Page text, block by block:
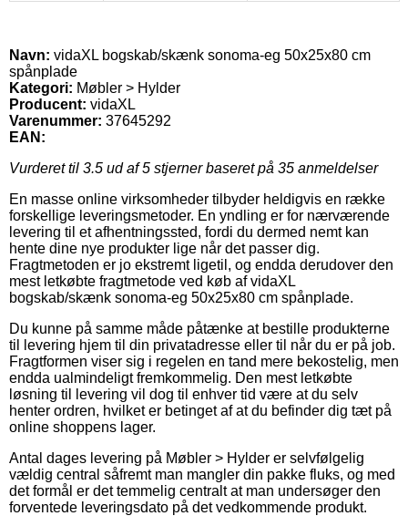
Navn: vidaXL bogskab/skænk sonoma-eg 50x25x80 cm
spånplade
Kategori: Møbler > Hylder
Producent: vidaXL
Varenummer: 37645292
EAN:
Vurderet til 3.5 ud af 5 stjerner baseret på 35 anmeldelser
En masse online virksomheder tilbyder heldigvis en række
forskellige leveringsmetoder. En yndling er for nærværende
levering til et afhentningssted, fordi du dermed nemt kan
hente dine nye produkter lige når det passer dig.
Fragtmetoden er jo ekstremt ligetil, og endda derudover den
mest letkøbte fragtmetode ved køb af vidaXL
bogskab/skænk sonoma-eg 50x25x80 cm spånplade.
Du kunne på samme måde påtænke at bestille produkterne
til levering hjem til din privatadresse eller til når du er på job.
Fragtformen viser sig i regelen en tand mere bekostelig, men
endda ualmindeligt fremkommelig. Den mest letkøbte
løsning til levering vil dog til enhver tid være at du selv
henter ordren, hvilket er betinget af at du befinder dig tæt på
online shoppens lager.
Antal dages levering på Møbler > Hylder er selvfølgelig
vældig central såfremt man mangler din pakke fluks, og med
det formål er det temmelig centralt at man undersøger den
forventede leveringsdato på det vedkommende produkt.